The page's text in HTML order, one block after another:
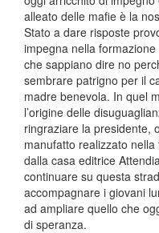
alleato delle mafie è la
Stato a dare risposte
impegna nella
che sappiano dire no
sembrare patrigno per il
madre benevola. In quel
l’origine delle
ringraziare la presidente,
manufatto realizzato
dalla casa editrice
continuare su questa
accompagnare i giovani
ad ampliare quello che
di speranza.